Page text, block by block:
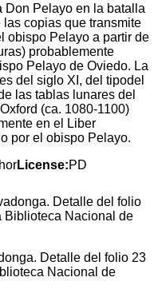
Don Pelayo en la batalla
copias que transmite
obispo Pelayo a partir de
probablemente
Pelayo de Oviedo. La
del siglo XI, del tipodel
las tablas lunares del
(ca. 1080-1100)
en el Liber
por el obispo Pelayo.
License:PD
Detalle del folio 23
Nacional de